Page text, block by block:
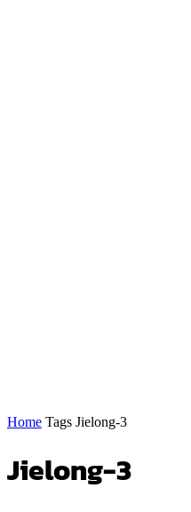
Home Tags Jielong-3
Jielong-3